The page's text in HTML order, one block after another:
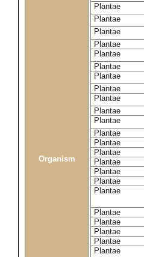
Organism
Plantae
Plantae
Plantae
Plantae
Plantae
Plantae
Plantae
Plantae
Plantae
Plantae
Plantae
Plantae
Plantae
Plantae
Plantae
Plantae
Plantae
Plantae
Plantae
Plantae
Plantae
Plantae
Plantae